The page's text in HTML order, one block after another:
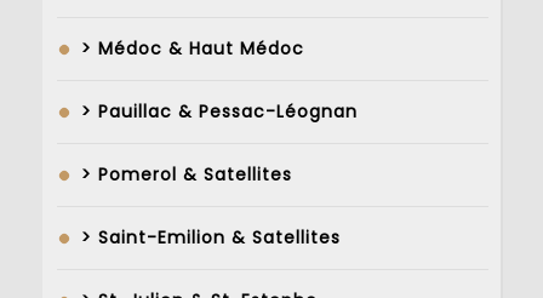
> Médoc & Haut Médoc
> Pauillac & Pessac-Léognan
> Pomerol & Satellites
> Saint-Emilion & Satellites